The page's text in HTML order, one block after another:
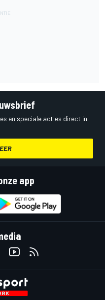
en speciale acties direct in
app